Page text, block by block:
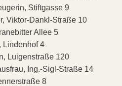
Stiftgasse 9
Viktor-Dankl-Straße 10
Allee 5
Lindenhof 4
Luigenstraße 120
Ing.-Sigl-Straße 14
8